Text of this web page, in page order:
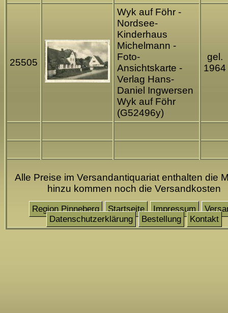
25505
Wyk auf Föhr -
Nordsee-
Kinderhaus
Michelmann -
Foto-
Ansichtskarte -
Verlag Hans-
Daniel Ingwersen
Wyk auf Föhr
(G52496y)
gel.
1964
Alle Preise im Versandantiquariat enthalten die
hinzu kommen noch die Versandkosten
Region Pinneberg Startseite Impressum
Datenschutzerklärung
Bestellung Kontakt